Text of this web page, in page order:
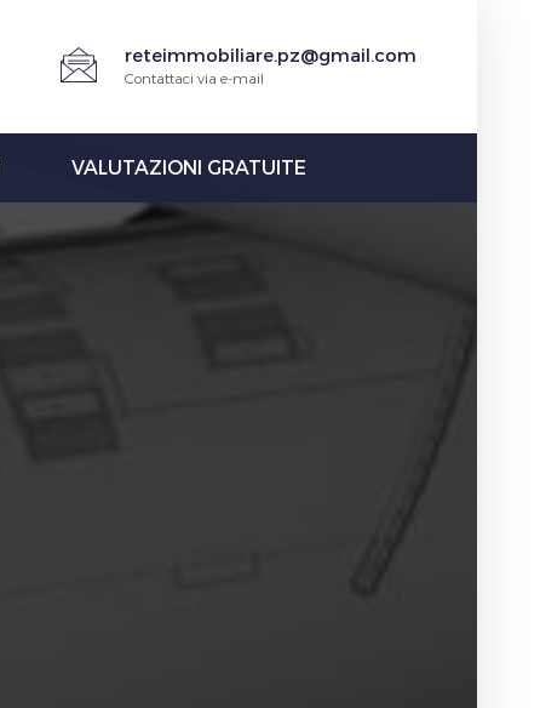
reteimmobiliare.pz@gmail.com
Contattaci via e-mail
VALUTAZIONI GRATUITE